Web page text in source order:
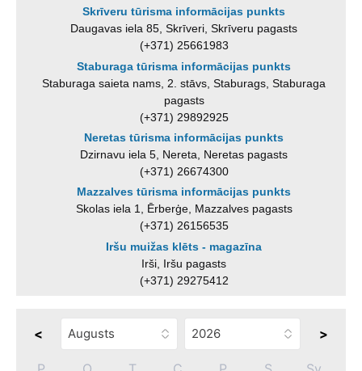
Skrīveru tūrisma informācijas punkts
Daugavas iela 85, Skrīveri, Skrīveru pagasts
(+371) 25661983
Staburaga tūrisma informācijas punkts
Staburaga saieta nams, 2. stāvs, Staburags, Staburaga
pagasts
(+371) 29892925
Neretas tūrisma informācijas punkts
Dzirnavu iela 5, Nereta, Neretas pagasts
(+371) 26674300
Mazzalves tūrisma informācijas punkts
Skolas iela 1, Ērberģe, Mazzalves pagasts
(+371) 26156535
Iršu muižas klēts - magazīna
Irši, Iršu pagasts
(+371) 29275412
< >